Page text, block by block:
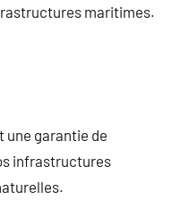
maritimes.
une garantie de
infrastructures